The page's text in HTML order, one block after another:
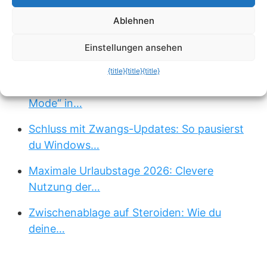
Linux: Warum du top vergessen und sofort
Mode“ in…
Schluss mit Zwangs-Updates: So pausierst
du Windows…
Maximale Urlaubstage 2026: Clevere
Nutzung der…
Zwischenablage auf Steroiden: Wie du
deine…
Ablehnen
Einstellungen ansehen
{title}{title}{title}